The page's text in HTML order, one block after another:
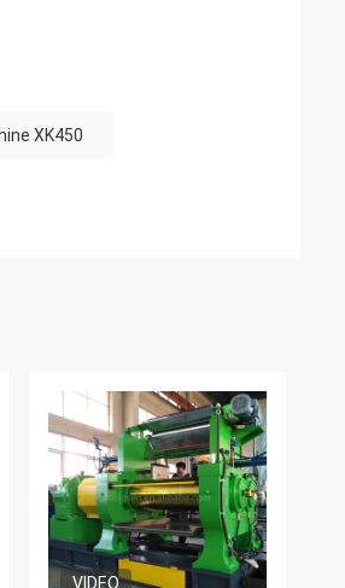
XK450
VIDEO